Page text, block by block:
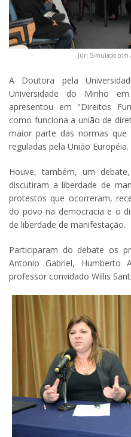
Júri Simulado com
A Doutora pela
Universidade do Minho em
apresentou em "Direitos
como funciona a união de
maior parte das normas
reguladas pela União Européia.
Houve, também, um
discutiram a liberdade de
protestos que ocorreram,
do povo na democracia e o
de liberdade de manifestação.
Participaram do debate os
Antonio Gabriel,
professor convidado Willis